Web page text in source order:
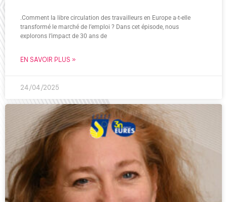
.Comment la libre circulation des travailleurs en Europe a-t-elle
transformé le marché de l’emploi ? Dans cet épisode, nous
explorons l’impact de 30 ans de
EN SAVOIR PLUS »
24/04/2025